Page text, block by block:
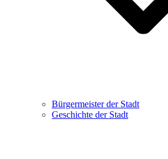
Bürgermeister der Stadt
Geschichte der Stadt